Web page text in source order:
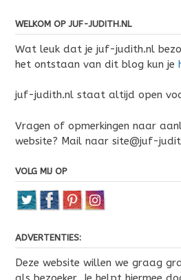
WELKOM OP JUF-JUDITH.NL
Wat leuk dat je juf-judith.nl
het ontstaan van dit blog kun je
juf-judith.nl staat altijd open
Vragen of opmerkingen naar
website? Mail naar site@juf-
VOLG MIJ OP
ADVERTENTIES:
Deze website willen we graag